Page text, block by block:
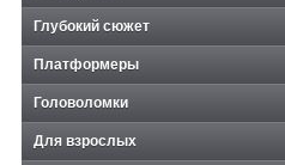
Глубокий сюжет
Платформеры
Головоломки
Для взрослых